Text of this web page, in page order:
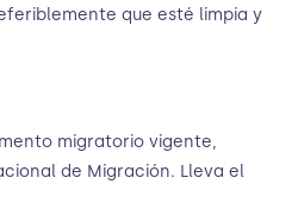
que esté limpia y
migratorio vigente,
de Migración. Lleva el